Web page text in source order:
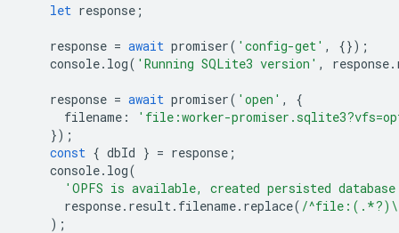
let response ;
response = await promiser( 'config-get' ,
{});
console. log( 'Running SQLite3 version' , response.
response = await promiser( 'open' ,
{
filename :
'file:worker-
});
const { dbId } = response ;
console. log(
'OPFS is available, created persisted
response. result. filename. replace( /
);